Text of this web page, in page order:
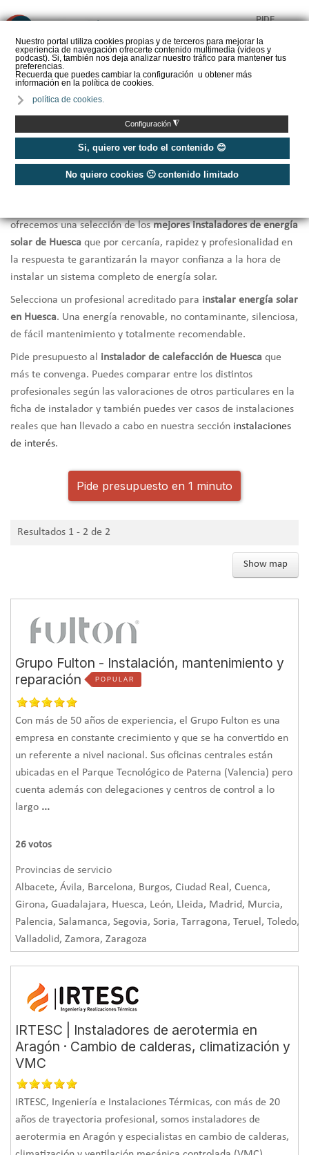
Nuestro portal utiliza cookies propias y de terceros para mejorar la
experiencia de navegación ofrecerte contenido multimedia (vídeos y
podcast). Si, también nos deja analizar nuestro tráfico para mantener tus
preferencias.
Recuerda que puedes cambiar la configuración u obtener más
información en la política de cookies.
política de cookies.
Configuración ◮
Si, quiero ver todo el contenido 😊
No quiero cookies 🙁 contenido limitado
PIDE
CALORYFRIO
Inicio
Instaladores de Energía solar
Huesca
ofrecemos una selección de losmejores instaladores de energía
solar de Huesca que por cercanía, rapidez y profesionalidad en
la respuesta te garantizarán la mayor confianza a la hora de
instalar un sistema completo de energía solar.
Selecciona un profesional acreditado para instalar energía solar
en Huesca. Una energía renovable, no contaminante, silenciosa,
de fácil mantenimiento y totalmente recomendable.
Pide presupuesto al instalador de calefacción de Huesca que
más te convenga. Puedes comparar entre los distintos
profesionales según las valoraciones de otros particulares en la
ficha de instalador y también puedes ver casos de instalaciones
reales que han llevado a cabo en nuestra sección instalaciones
de interés.
Pide presupuesto en 1 minuto
Resultados 1 - 2 de 2
Show map
Grupo Fulton - Instalación, mantenimiento y
reparación
POPULAR
Con más de 50 años de experiencia, el Grupo Fulton es una
empresa en constante crecimiento y que se ha convertido en
un referente a nivel nacional. Sus oficinas centrales están
ubicadas en el Parque Tecnológico de Paterna (Valencia) pero
cuenta además con delegaciones y centros de control a lo
largo ...
26 votos
Provincias de servicio
Albacete, Ávila, Barcelona, Burgos, Ciudad Real, Cuenca,
Girona, Guadalajara, Huesca, León, Lleida, Madrid, Murcia,
Palencia, Salamanca, Segovia, Soria, Tarragona, Teruel, Toledo,
Valladolid, Zamora, Zaragoza
IRTESC | Instaladores de aerotermia en
Aragón · Cambio de calderas, climatización y
VMC
IRTESC, Ingeniería e Instalaciones Térmicas, con más de 20
años de trayectoria profesional, somos instaladores de
aerotermia en Aragón y especialistas en cambio de calderas,